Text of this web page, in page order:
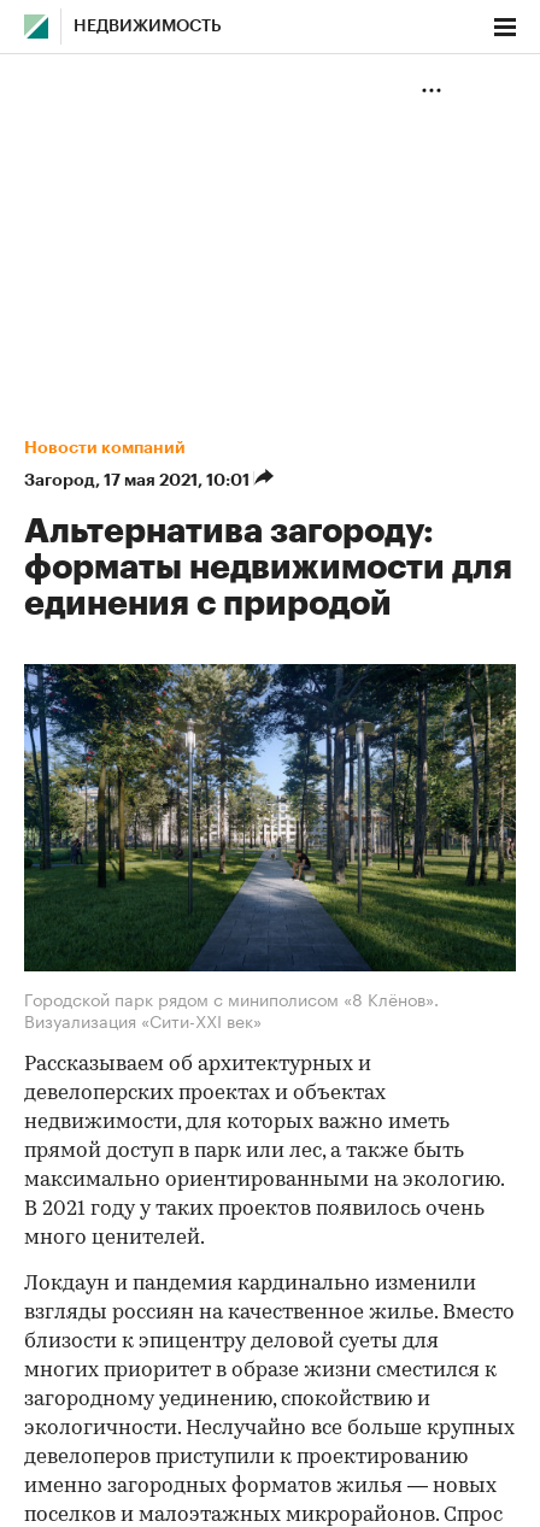
НЕДВИЖИМОСТЬ
Новости компаний
Загород⁠, 17 мая 2021, 10:01
Альтернатива загороду:
форматы недвижимости для
единения с природой
Городской парк рядом с миниполисом «8 Клёнов».
Визуализация «Сити-XXI век»
Рассказываем об архитектурных и
девелоперских проектах и объектах
недвижимости, для которых важно иметь
прямой доступ в парк или лес, а также быть
максимально ориентированными на экологию.
В 2021 году у таких проектов появилось очень
много ценителей.
Локдаун и пандемия кардинально изменили
взгляды россиян на качественное жилье. Вместо
близости к эпицентру деловой суеты для
многих приоритет в образе жизни сместился к
загородному уединению, спокойствию и
экологичности. Неслучайно все больше крупных
девелоперов приступили к проектированию
именно загородных форматов жилья — новых
поселков и малоэтажных микрорайонов. Спрос